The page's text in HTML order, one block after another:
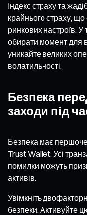
Індекс страху та
крайнього страху,
ринкових настроїв.
обирати момент для
уникайте великих
волатильності.
Безпека
заходи під
Безпека має
Trust Wallet. Усі
помилки можуть
активів.
Увімкніть
безпеки. Активуйте